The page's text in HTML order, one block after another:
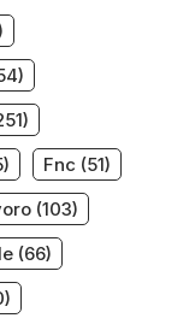
Fnc (51)
(103)
(66)